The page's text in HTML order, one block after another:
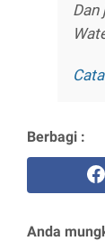
Dan
Berbagi :
Anda